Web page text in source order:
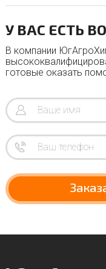
У ВАС ЕСТЬ
В компании
готовые оказать